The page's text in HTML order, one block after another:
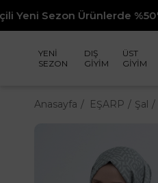
%50'ye Varan İndirim
YENİ
SEZON
DIŞ
GİYİM
ÜST
GİYİM
Anasayfa EŞARP Şal